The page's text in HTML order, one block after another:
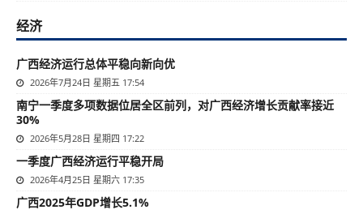
经济
广西经济运行总体平稳向新向优
2026年7月24日 星期五 17:54
南宁一季度多项数据位居全区前列，对广西经济增长贡献率接近
30%
2026年5月28日 星期四 17:22
一季度广西经济运行平稳开局
2026年4月25日 星期六 17:35
广西2025年GDP增长5.1%